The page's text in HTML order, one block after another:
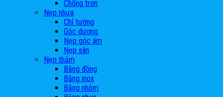
Chống trơn
Nẹp nhựa
Chỉ tường
Góc dương
Nẹp góc âm
Nẹp sàn
Nẹp thảm
Bằng đồng
Bằng inox
Bằng nhôm